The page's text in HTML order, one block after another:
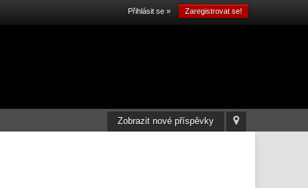
Přihlásit se » Zaregistrovat se!
Zobrazit nové příspěvky